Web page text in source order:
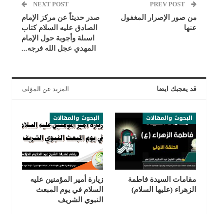
من صور الإصرار المغفول
عنها
NEXT POST
صدر حديثاً عن مركز الإمام
الصادق عليه السلام كتاب
اسىلة وأجوبة حول الإمام
المهدي عجل الله فرجه...
قد يعجبك ايضا المزيد عن المؤلف
البحوث والمقالات
مقامات السيدة فاطمة
الزهراء (عليها السلام)
البحوث والمقالات
زيارة أمير المؤمنين عليه
السلام في يوم المبعث
النبوي الشريف